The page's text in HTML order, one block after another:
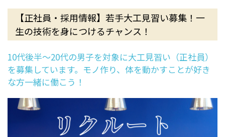
【正社員・採用情報】若手大工見習い募集！一
生の技術を身につけるチャンス！
10代後半～20代の男子を対象に大工見習い（正社員）
を募集しています。モノ作り、体を動かすことが好き
な方一緒に働こう！